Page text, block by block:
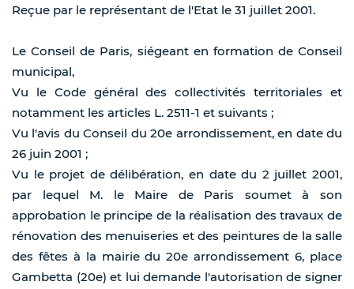
Reçue par le représentant de l'Etat le 31 juillet 2001.
Le Conseil de Paris, siégeant en formation de Conseil
municipal,
Vu le Code général des collectivités territoriales et
notamment les articles L. 2511-1 et suivants ;
Vu l'avis du Conseil du 20e arrondissement, en date du
26 juin 2001 ;
Vu le projet de délibération, en date du 2 juillet 2001,
par lequel M. le Maire de Paris soumet à son
approbation le principe de la réalisation des travaux de
rénovation des menuiseries et des peintures de la salle
des fêtes à la mairie du 20e arrondissement 6, place
Gambetta (20e) et lui demande l'autorisation de signer